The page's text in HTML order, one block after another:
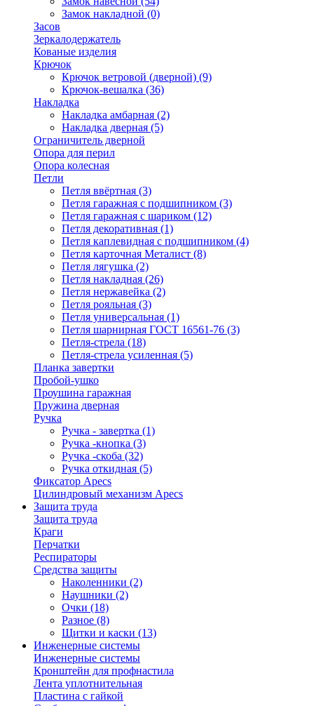
Замок накладной (0)
Засов
Зеркалодержатель
Кованые изделия
Крючок
Крючок ветровой (дверной) (9)
Крючок-вешалка (36)
Накладка
Накладка амбарная (2)
Накладка дверная (5)
Ограничитель дверной
Опора для перил
Опора колесная
Петли
Петля ввёртная (3)
Петля гаражная с подшипником (3)
Петля гаражная с шариком (12)
Петля декоративная (1)
Петля каплевидная с подшипником (4)
Петля карточная Металист (8)
Петля лягушка (2)
Петля накладная (26)
Петля нержавейка (2)
Петля рояльная (3)
Петля универсальная (1)
Петля шарнирная ГОСТ 16561-76 (3)
Петля-стрела (18)
Петля-стрела усиленная (5)
Планка завертки
Пробой-ушко
Проушина гаражная
Пружина дверная
Ручка
Ручка - завертка (1)
Ручка -кнопка (3)
Ручка -скоба (32)
Ручка откидная (5)
Фиксатор Apecs
Цилиндровый механизм Apecs
Защита труда
Защита труда
Краги
Перчатки
Респираторы
Средства защиты
Наколенники (2)
Наушники (2)
Очки (18)
Разное (8)
Щитки и каски (13)
Инженерные системы
Инженерные системы
Кронштейн для профнастила
Лента уплотнительная
Пластина с гайкой